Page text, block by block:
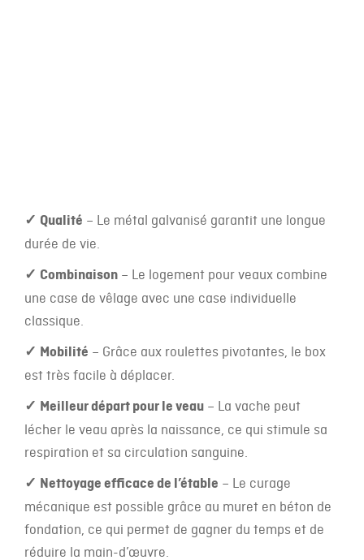
✓ Qualité – Le métal galvanisé garantit une longue
durée de vie.
✓ Combinaison – Le logement pour veaux combine
une case de vêlage avec une case individuelle
classique.
✓ Mobilité – Grâce aux roulettes pivotantes, le box
est très facile à déplacer.
✓ Meilleur départ pour le veau – La vache peut
lécher le veau après la naissance, ce qui stimule sa
respiration et sa circulation sanguine.
✓ Nettoyage efficace de l’étable – Le curage
mécanique est possible grâce au muret en béton de
fondation, ce qui permet de gagner du temps et de
réduire la main-d’œuvre.